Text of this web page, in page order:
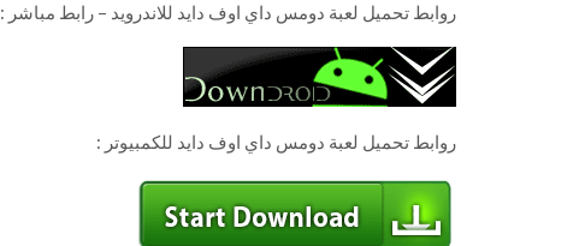
روابط تحميل لعبة دومس داي اوف دايد للاندرويد – رابط مباشر :
روابط تحميل لعبة دومس داي اوف دايد للكمبيوتر :